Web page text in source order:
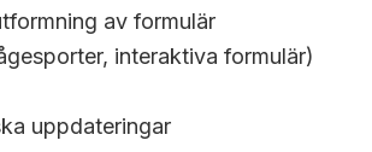
av formulär
interaktiva formulär)
uppdateringar